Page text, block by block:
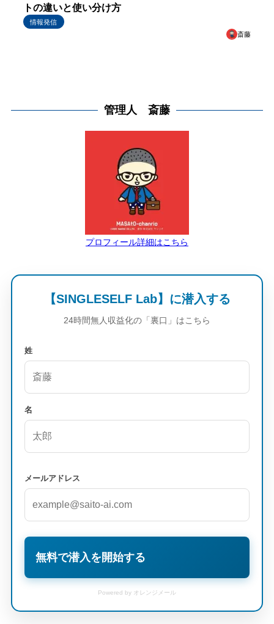
トの違いと使い分け方
情報発信
斎藤
管理人 斎藤
プロフィール詳細はこちら
【SINGLESELF Lab】に潜入する
24時間無人収益化の「裏口」はこちら
姓
名
メールアドレス
無料で潜入を開始する
Powered by オレンジメール